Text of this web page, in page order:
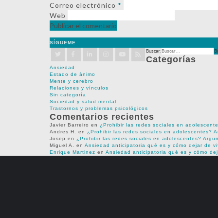
Correo electrónico *
Web
SÍGUEME
Buscar:
Categorías
Ansiedad
Estado de ánimo
Mente y cerebro
Relaciones y vínculos
Sin categoría
Sociedad y salud mental
Trastornos y problemas psicológicos
Comentarios recientes
Javier Barreiro en ¿Prohibir las redes sociales en
Andres H.
en ¿Prohibir las redes sociales en adolescentes?
Josep en ¿Prohibir las redes sociales en adolescentes?
Miguel A.
en Ansiedad anticipatoria qué es y cómo dejar de
Enrique Martinez en Ansiedad anticipatoria qué es y cómo